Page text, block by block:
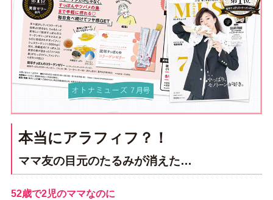
本当にアラフィフ？！
ママ友の目元のたるみが消えた…
52歳で2児のママなのに